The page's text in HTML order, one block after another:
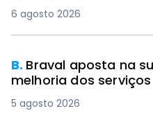
6 agosto 2026
B. Braval aposta na
melhoria dos
5 agosto 2026